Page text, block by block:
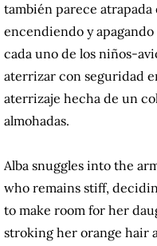
también parece atrapada
encendiendo y apagando
cada uno de los niños-
aterrizar con seguridad
aterrizaje hecha de un
almohadas.
Alba snuggles into the
who remains stiff,
to make room for her
stroking her orange hair